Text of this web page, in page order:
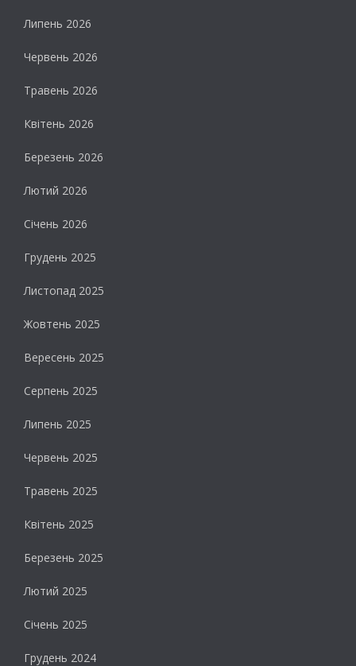
Липень 2026
Червень 2026
Травень 2026
Квітень 2026
Березень 2026
Лютий 2026
Січень 2026
Грудень 2025
Листопад 2025
Жовтень 2025
Вересень 2025
Серпень 2025
Липень 2025
Червень 2025
Травень 2025
Квітень 2025
Березень 2025
Лютий 2025
Січень 2025
Грудень 2024